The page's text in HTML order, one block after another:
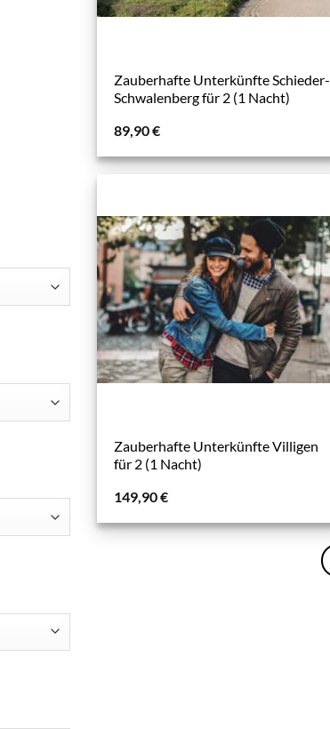
Zauberhafte Unterkünfte Schieder-
Schwalenberg für 2 (1 Nacht)
89,90€
Zauberhafte Unterkünfte Villigen
für 2 (1 Nacht)
149,90€